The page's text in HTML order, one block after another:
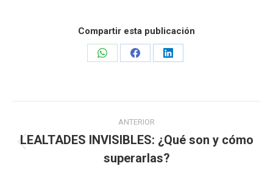
Compartir esta publicación
Share
Share
Share
Navegación
entre
publicaciones
ANTERIOR
Publicación
anterior:
LEALTADES INVISIBLES: ¿Qué son y cómo
superarlas?